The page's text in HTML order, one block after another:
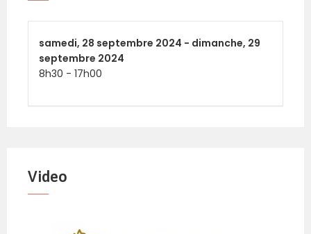
samedi, 28 septembre 2024 - dimanche, 29
septembre 2024
8h30 - 17h00
Video